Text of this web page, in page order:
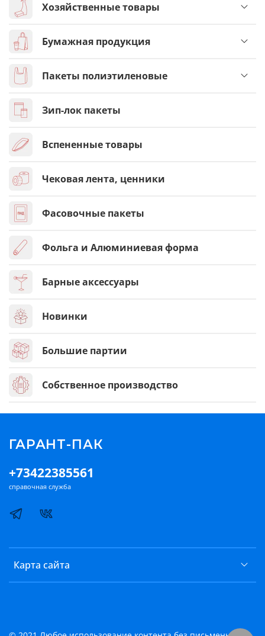
Хозяйственные товары
Бумажная продукция
Пакеты полиэтиленовые
Зип-лок пакеты
Вспененные товары
Чековая лента, ценники
Фасовочные пакеты
Фольга и Алюминиевая форма
Барные аксессуары
Новинки
Большие партии
Собственное производство
Карта сайта
+73422385561
справочная служба
ГАРАНТ-ПАК